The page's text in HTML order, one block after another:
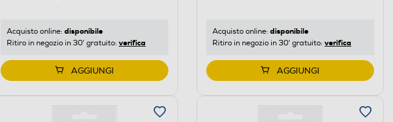
Acquisto online: disponibile
Ritiro in negozio in 30' gratuito: verifica
AGGIUNGI
Acquisto online: disponibile
Ritiro in negozio in 30' gratuito: verifica
AGGIUNGI